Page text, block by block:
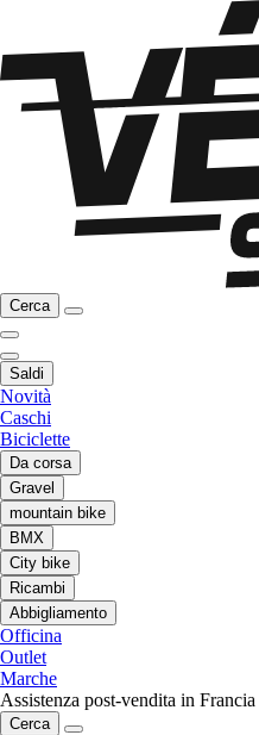
Cerca
Saldi
Novità
Caschi
Biciclette
Da corsa
Gravel
mountain bike
BMX
City bike
Ricambi
Abbigliamento
Officina
Outlet
Marche
Assistenza post-vendita in Francia
Cerca